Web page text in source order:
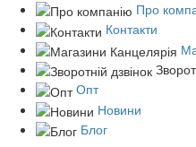
Про
Контакти
Опт
Новини
Блог